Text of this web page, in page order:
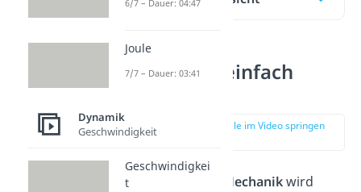
Mechanik einfach
zur Stelle im Video springen
Die technische Mechanikwird
6/7 – Dauer: 04:47
Joule
7/7 – Dauer: 03:41
Dynamik
Geschwindigkeit
Geschwindigkei
t